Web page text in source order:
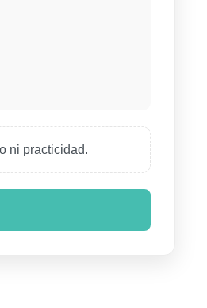
ni practicidad.